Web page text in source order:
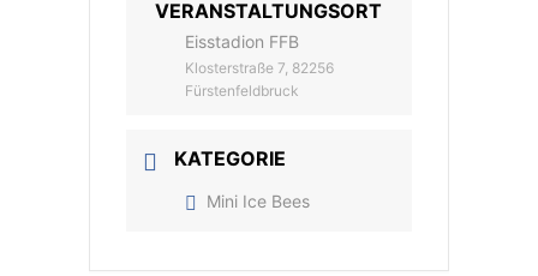
VERANSTALTUNGSORT
Eisstadion FFB
Klosterstraße 7, 82256
Fürstenfeldbruck
KATEGORIE
Mini Ice Bees